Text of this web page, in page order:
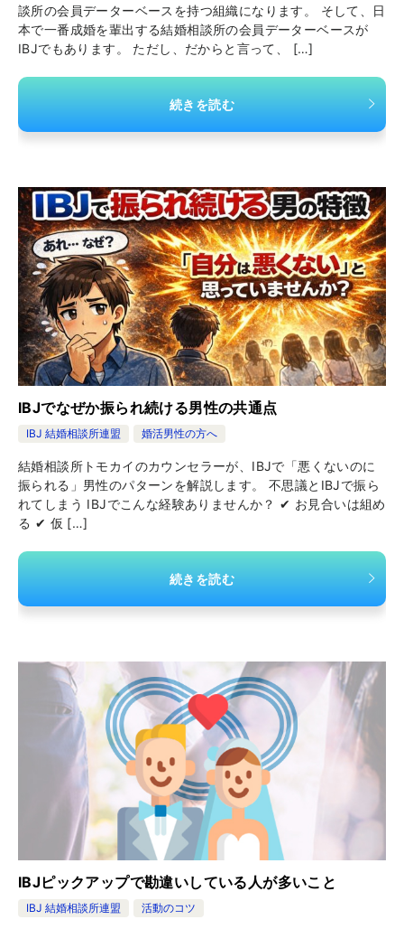
談所の会員データーベースを持つ組織になります。 そして、日
本で一番成婚を輩出する結婚相談所の会員データーベースが
IBJでもあります。 ただし、だからと言って、 […]
続きを読む
IBJでなぜか振られ続ける男性の共通点
IBJ 結婚相談所連盟 婚活男性の方へ
結婚相談所トモカイのカウンセラーが、IBJで「悪くないのに
振られる」男性のパターンを解説します。 不思議とIBJで振ら
れてしまう IBJでこんな経験ありませんか？ ✔ お見合いは組め
る ✔ 仮 […]
続きを読む
IBJピックアップで勘違いしている人が多いこと
IBJ 結婚相談所連盟 活動のコツ